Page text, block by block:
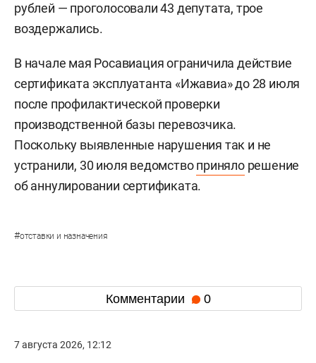
рублей — проголосовали 43 депутата, трое
воздержались.
В начале мая Росавиация ограничила действие
сертификата эксплуатанта «Ижавиа» до 28 июля
после профилактической проверки
производственной базы перевозчика.
Поскольку выявленные нарушения так и не
устранили, 30 июля ведомствопринялорешение
об аннулировании сертификата.
#отставки и назначения
Комментарии 0
7 августа 2026, 12:12